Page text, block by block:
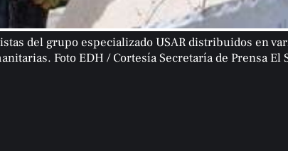
del grupo especializado USAR distribuidos en
Foto EDH / Cortesía Secretaría de Prensa El